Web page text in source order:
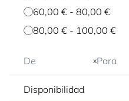
60,00 € - 80,00 €
80,00 € - 100,00 €
x
Disponibilidad